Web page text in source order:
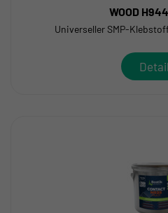
WOOD
Universeller SMP-